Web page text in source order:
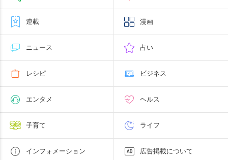
連載 漫画
ニュース 占い
レシピ ビジネス
エンタメ ヘルス
子育て ライフ
インフォメーション 広告掲載について